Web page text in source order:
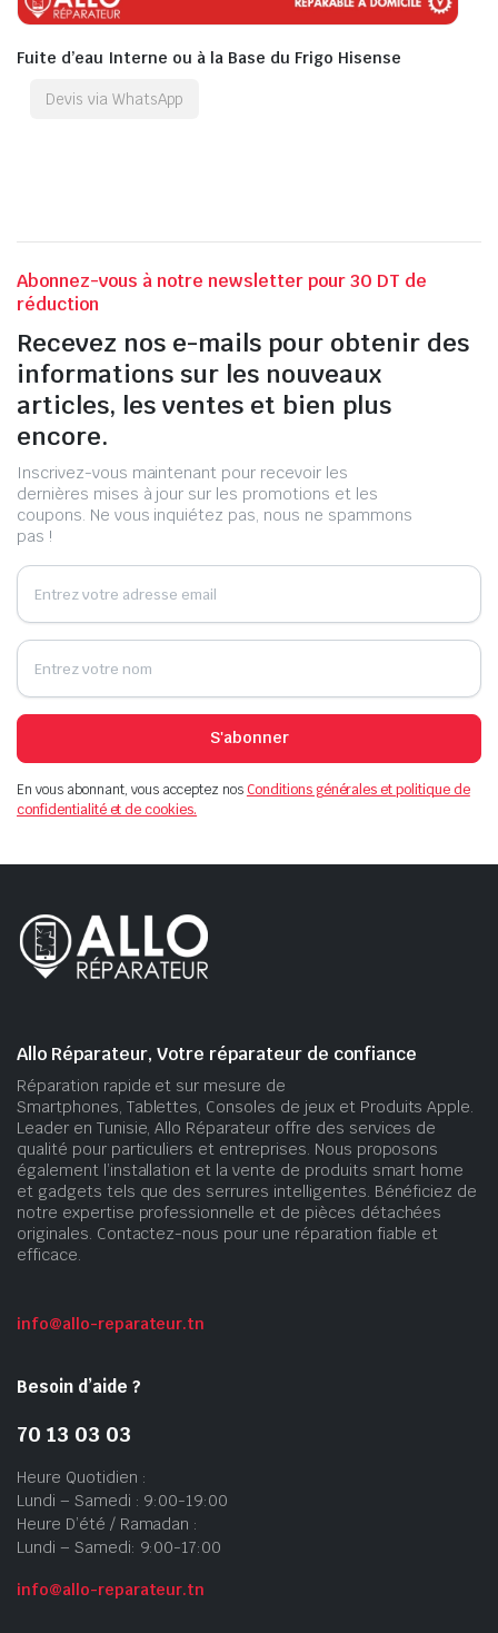
Fuite d’eau Interne ou à la Base du Frigo Hisense
Devis via WhatsApp
Abonnez-vous à notre newsletter pour 30 DT de
réduction
Recevez nos e-mails pour obtenir des
informations sur les nouveaux
articles, les ventes et bien plus
encore.
Inscrivez-vous maintenant pour recevoir les
dernières mises à jour sur les promotions et les
coupons. Ne vous inquiétez pas, nous ne spammons
pas !
S'abonner
En vous abonnant, vous acceptez nosConditions générales et politique de
confidentialité et de cookies.
Allo Réparateur, Votre réparateur de confiance
Réparation rapide et sur mesure de
Smartphones, Tablettes, Consoles de jeux et Produits Apple.
Leader en Tunisie, Allo Réparateur offre des services de
qualité pour particuliers et entreprises. Nous proposons
également l’installation et la vente de produits smart home
et gadgets tels que des serrures intelligentes. Bénéficiez de
notre expertise professionnelle et de pièces détachées
originales. Contactez-nous pour une réparation fiable et
efficace.
info@allo-reparateur.tn
Besoin d’aide ?
70 13 03 03
Heure Quotidien :
Lundi – Samedi : 9:00-19:00
Heure D’été / Ramadan :
Lundi – Samedi: 9:00-17:00
info@allo-reparateur.tn